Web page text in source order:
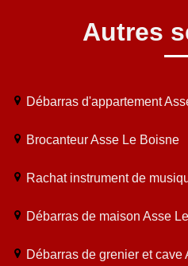
Autres
Débarras d'appartement
Brocanteur Asse Le Boisne
Rachat instrument de
Débarras de maison Asse
Débarras de grenier et cave